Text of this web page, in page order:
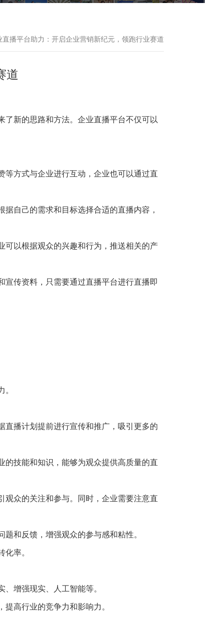
直播平台助力：开启企业营销新纪元，领跑行业赛道
道
新的思路和方法。企业直播平台不仅可以
等方式与企业进行互动，企业也可以通过直
自己的需求和目标选择合适的直播内容，
可以根据观众的兴趣和行为，推送相关的产
宣传资料，只需要通过直播平台进行直播即
直播计划提前进行宣传和推广，吸引更多的
的技能和知识，能够为观众提供高质量的直
观众的关注和参与。同时，企业需要注意直
和反馈，增强观众的参与感和粘性。
率。
增强现实、人工智能等。
高行业的竞争力和影响力。